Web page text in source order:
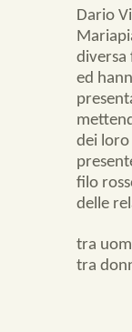
Dario
diversa
ed
dei
filo
delle
tra
tra